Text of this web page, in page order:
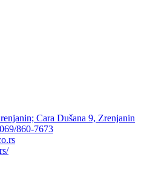
Cara Dušana 9, Zrenjanin
860-7673